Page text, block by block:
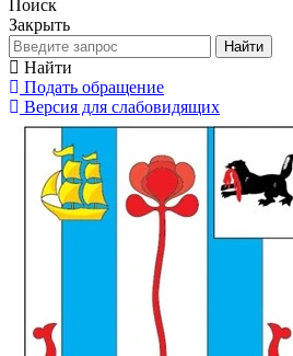
Поиск
Закрыть
Найти
Найти
Подать обращение
Версия для слабовидящих